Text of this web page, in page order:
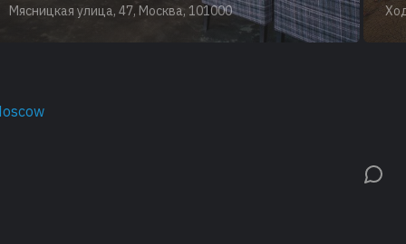
Мясницкая улица, 47, Москва, 101000